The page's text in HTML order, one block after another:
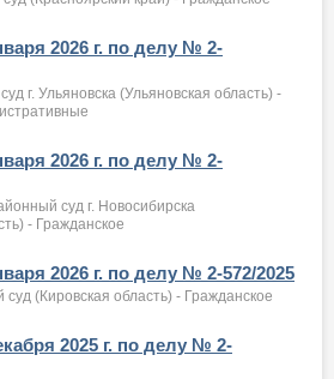
2026 г. по делу № 2-
г. Ульяновска (Ульяновская область) -
2026 г. по делу № 2-
суд г. Новосибирска
- Гражданское
2026 г. по делу № 2-572/2025
(Кировская область) - Гражданское
2025 г. по делу № 2-